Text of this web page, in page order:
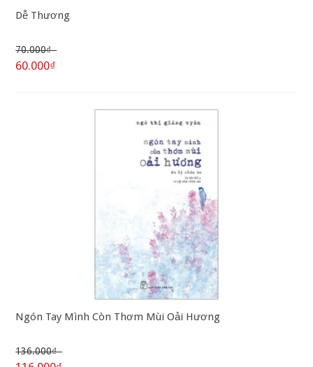
Dễ Thương
70.000₫
60.000₫
Ngón Tay Mình Còn Thơm Mùi Oải Hương
136.000₫